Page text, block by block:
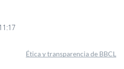
Ética y transparencia de BBCL